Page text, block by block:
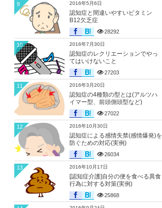
2016年5月6日
認知症と間違いやすいビタミン
B12欠乏症
28292
9
2016年7月30日
認知症のレクリエーションでやっ
てはいけないこと
27203
10
2016年3月20日
認知症の4種類の型とは(アルツハ
イマー型、前頭側頭型など)
27022
11
2016年10月30日
認知症による感情失禁(感情爆発)を
防ぐための対応(実例)
26034
12
2016年10月17日
[認知症介護]自分の便を食べる異食
行為に対する対策(実例)
25868
13